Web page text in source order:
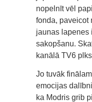
nopelnīt vēl
fonda, paveicot
jaunas lapenes
sakopšanu.
kanālā TV6
Jo tuvāk
emocijas
ka Modris grib